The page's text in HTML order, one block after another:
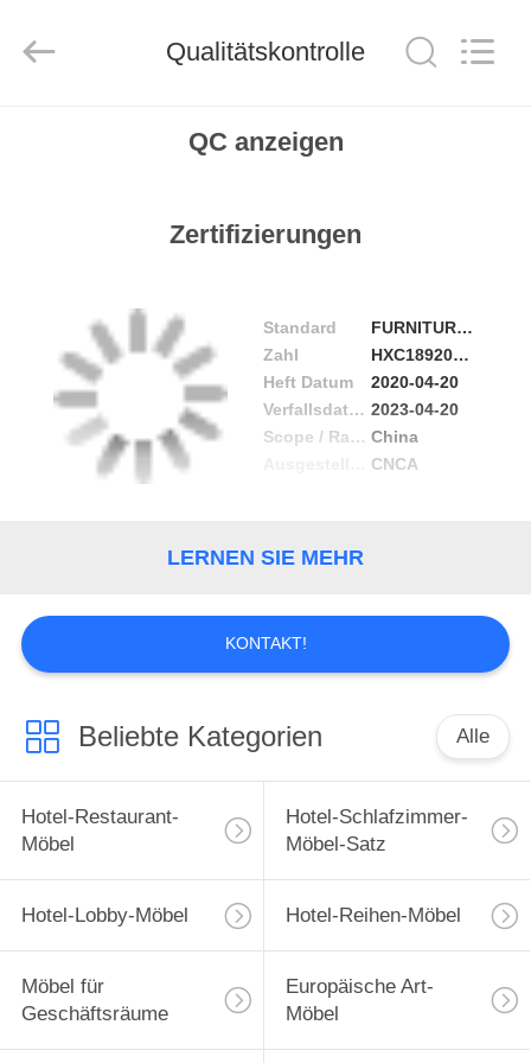
PRODUKTE
VIDEOS
VR-
SHOW
WERKSBESICHTIGUNG
BITTE
UM
EIN
ANGEBOT
SITEMAP
DATENSCHUTZ-
Rights
Qualitätskontrolle
QC anzeigen
Zertifizierungen
Standard
FURNITURE CUSTOMIZATION SERVICE CERTIFICATE
Zahl
HXC18920F060010ROM
Heft Datum
2020-04-20
Verfallsdatum 2023-04-20
Scope / Range China
CNCA
LERNEN SIE MEHR
KONTAKT!
Beliebte Kategorien Alle
Hotel-Restaurant-
Möbel
Hotel-Schlafzimmer-
Möbel-Satz
Hotel-Lobby-Möbel Hotel-Reihen-Möbel
Möbel für
Geschäftsräume
Europäische Art-
Möbel